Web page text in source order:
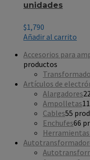
unidades
$1,790
Añadir al carrito
Accesorios para
productos
Artículos de
Alargadores2
Ampolletas1
Cables55
Enchufes66